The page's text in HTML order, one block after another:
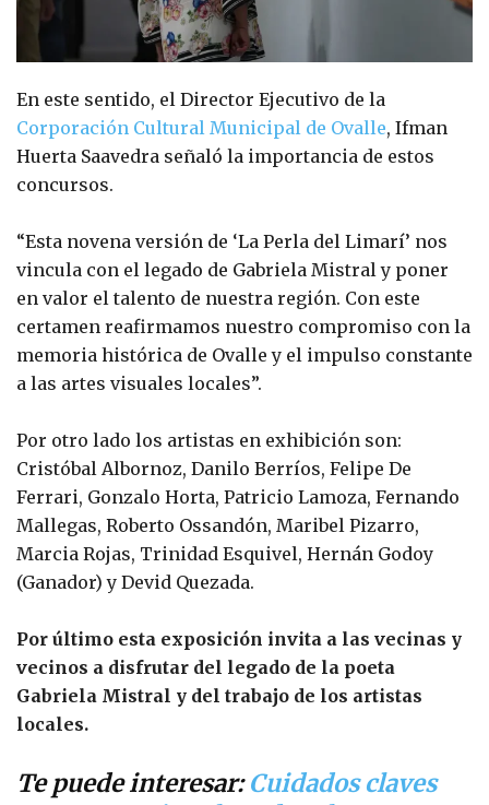
En este sentido, el Director Ejecutivo de la
Corporación Cultural Municipal de Ovalle, Ifman
Huerta Saavedra señaló la importancia de estos
concursos.
“Esta novena versión de ‘La Perla del Limarí’ nos
vincula con el legado de Gabriela Mistral y poner
en valor el talento de nuestra región. Con este
certamen reafirmamos nuestro compromiso con la
memoria histórica de Ovalle y el impulso constante
a las artes visuales locales”.
Por otro lado los artistas en exhibición son:
Cristóbal Albornoz, Danilo Berríos, Felipe De
Ferrari, Gonzalo Horta, Patricio Lamoza, Fernando
Mallegas, Roberto Ossandón, Maribel Pizarro,
Marcia Rojas, Trinidad Esquivel, Hernán Godoy
(Ganador) y Devid Quezada.
Por último esta exposición invita a las vecinas y
vecinos a disfrutar del legado de la poeta
Gabriela Mistral y del trabajo de los artistas
locales.
Te puede interesar:Cuidados claves